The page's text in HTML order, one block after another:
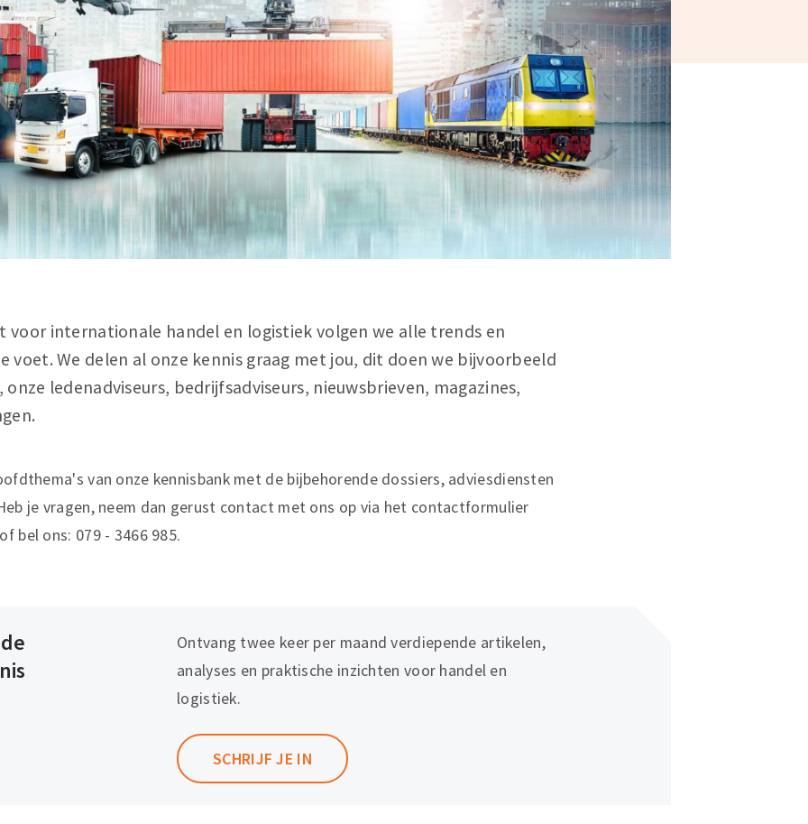
voor internationale handel en logistiek volgen we alle trends en
voet. We delen al onze kennis graag met jou, dit doen we bijvoorbeeld
ledenadviseurs, bedrijfsadviseurs, nieuwsbrieven, magazines,
van onze kennisbank met de bijbehorende dossiers, adviesdiensten
je vragen, neem dan gerust contact met ons op via het contactformulier
bel ons: 079 - 3466 985.
Ontvang twee keer per maand verdiepende artikelen,
analyses en praktische inzichten voor handel en
logistiek.
SCHRIJF JE IN